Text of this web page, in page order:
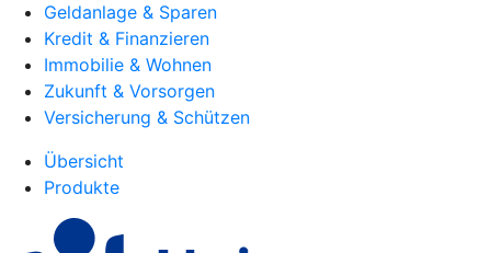
Geldanlage & Sparen
Kredit & Finanzieren
Immobilie & Wohnen
Zukunft & Vorsorgen
Versicherung & Schützen
Übersicht
Produkte